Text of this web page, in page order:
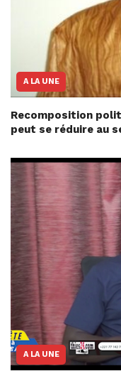
A LA UNE
Recomposition
peut se réduire au
A LA UNE